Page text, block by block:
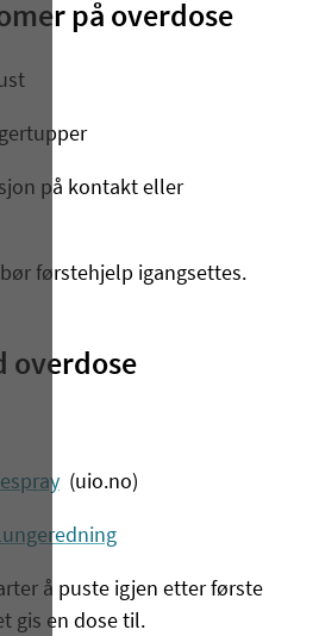
på overdose
på kontakt eller
førstehjelp igangsettes.
overdose
(uio.no)
å puste igjen etter første
gis en dose til.